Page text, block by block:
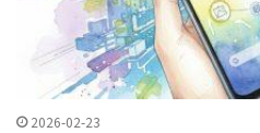
2026-02-23